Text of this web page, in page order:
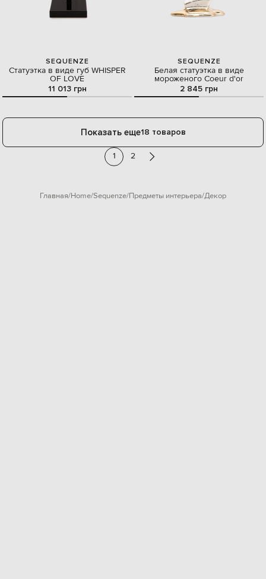
SEQUENZE
Cтатуэтка в виде губ WHISPER
OF LOVE
11 013 грн
SEQUENZE
Белая статуэтка в виде
мороженого Coeur d'or
2 845 грн
Показать еще18 товаров
1 2
Главная Home Sequenze Предметы интерьера Декор